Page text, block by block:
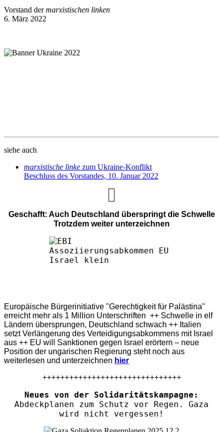
Vorstand dermarxistischen linken
6. März 2022
siehe auch
marxistische linke zum Ukraine-Konflikt
Beschluss des Vorstandes, 10. Januar 2022
Geschafft: Auch Deutschland überspringt die Schwelle
Trotzdem weiter unterzeichnen
Europäische Bürgerinitiative "Gerechtigkeit für Palästina"
erreicht mehr als 1 Million Unterschriften ++ Schwelle in elf
Ländern übersprungen, Deutschland schwach ++ Italien
setzt Verlängerung des Verteidigungsabkommens mit Israel
aus ++ EU will Sanktionen gegen Israel erörtern – neue
Position der ungarischen Regierung steht noch aus
weiterlesen und unterzeichnen hier
+++++++++++++++++++++++++++++++
Neues von der Solidaritätskampagne:
Abdeckplanen zum Schutz vor Regen. Gaza
wird nicht vergessen!